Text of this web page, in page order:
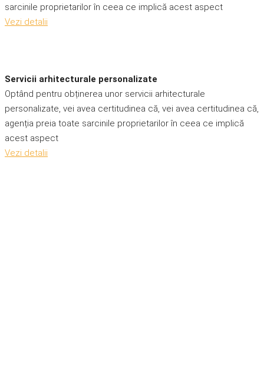
sarcinile proprietarilor în ceea ce implică acest aspect
Vezi detalii
Servicii arhitecturale personalizate
Optând pentru obținerea unor servicii arhitecturale
personalizate, vei avea certitudinea că, vei avea certitudinea că,
agenția preia toate sarcinile proprietarilor în ceea ce implică
acest aspect
Vezi detalii